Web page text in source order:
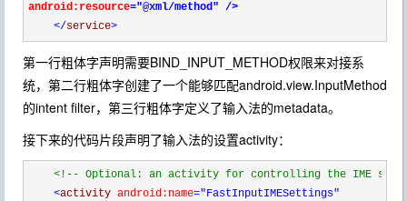
android:resource="@xml/method" />
</service>
第一行粗体字声明需要BIND_INPUT_METHOD权限来对接系
统，第二行粗体字创建了一个能够匹配android.view.InputMethod
的intent filter，第三行粗体字定义了输入法的metadata。
接下来的代码片段声明了输入法的设置activity：
<!-- Optional: an activity for controlling the IME
<activity android:name="FastInputIMESettings"